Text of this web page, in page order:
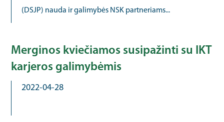
(DSJP) nauda ir galimybės NSK partneriams...
Merginos kviečiamos susipažinti su IKT
karjeros galimybėmis
2022-04-28